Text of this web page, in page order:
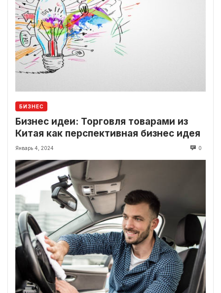
БИЗНЕС
Бизнес идеи: Торговля товарами из
Китая как перспективная бизнес идея
Январь 4, 2024 0